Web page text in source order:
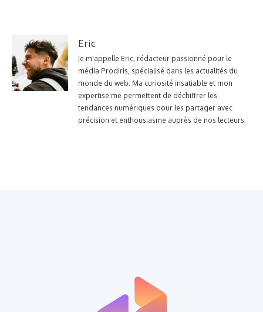
Eric
Je m'appelle Eric, rédacteur passionné pour le
média Prodiris, spécialisé dans les actualités du
monde du web. Ma curiosité insatiable et mon
expertise me permettent de déchiffrer les
tendances numériques pour les partager avec
précision et enthousiasme auprès de nos lecteurs.